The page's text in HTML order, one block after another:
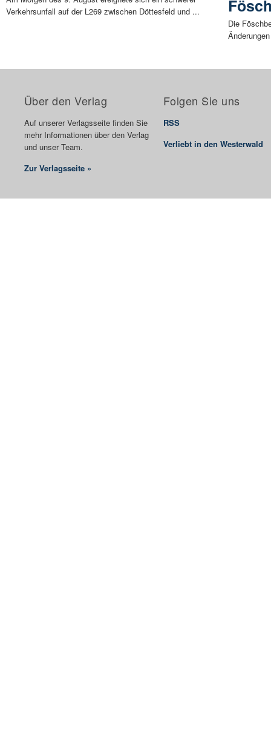
Verkehrsunfall auf der L269 zwischen Döttesfeld und ...
Die
Über den Verlag
Auf unserer Verlagsseite finden Sie
mehr Informationen über den Verlag
und unser Team.
Zur Verlagsseite »
Folgen Sie uns
RSS
Verliebt in den Westerwald